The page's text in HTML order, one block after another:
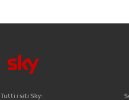
Tutti i siti Sky: